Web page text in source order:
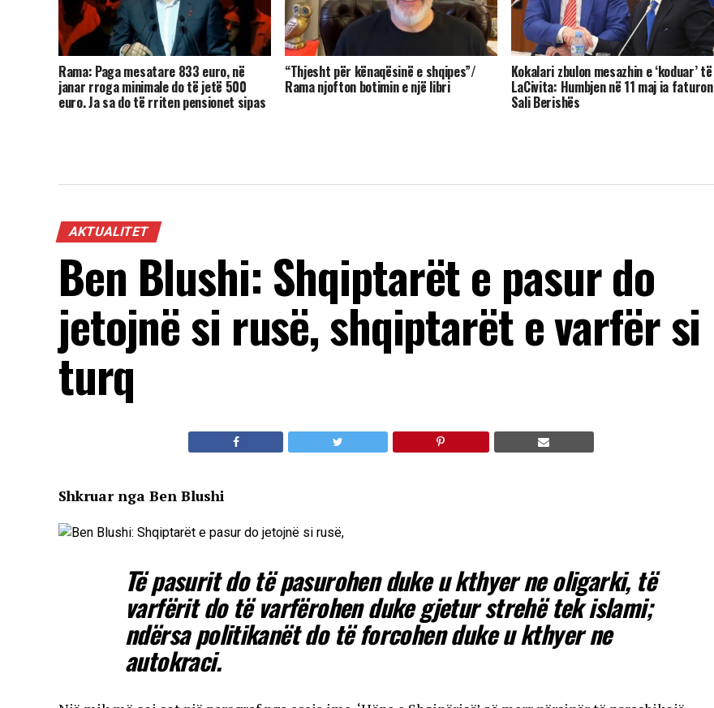
Rama: Paga mesatare 833 euro, në
janar rroga minimale do të jetë 500
euro. Ja sa do të rriten pensionet sipas
“Thjesht për kënaqësinë e shqipes”/
Rama njofton botimin e një libri
Kokalari zbulon mesazhin e ‘koduar’ të
LaCivita: Humbjen në 11 maj ia faturon
Sali Berishës
AKTUALITET
Ben Blushi: Shqiptarët e pasur do
jetojnë si rusë, shqiptarët e varfër si
turq
Shkruar nga Ben Blushi
Të pasurit do të pasurohen duke u kthyer ne oligarki, të
varfërit do të varfërohen duke gjetur strehë tek islami;
ndërsa politikanët do të forcohen duke u kthyer ne
autokraci.